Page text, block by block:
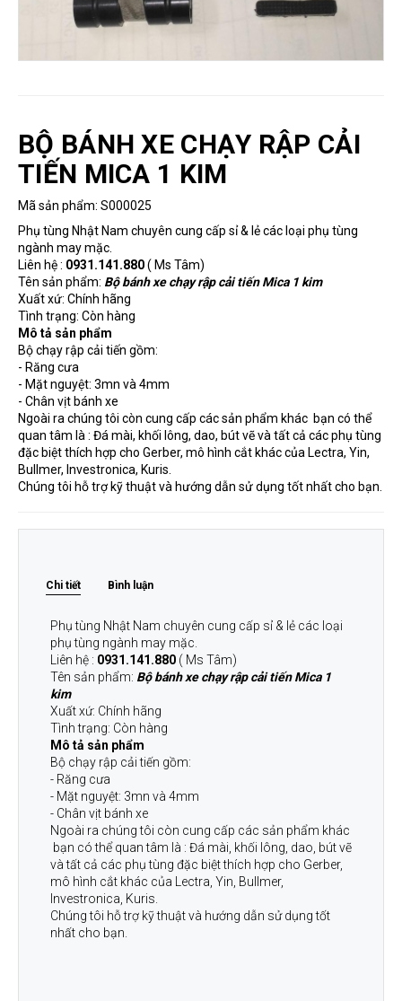
NGHIỆP
MÁY
VẢI
NỒI
HƠI,
LÒ
HƠI
BỘ BÁNH XE CHẠY RẬP CẢI
TIẾN MICA 1 KIM
Mã sản phẩm: S000025
Phụ tùng Nhật Nam chuyên cung cấp sỉ & lẻ các loại phụ tùng
ngành may mặc.
Liên hệ : 0931.141.880( Ms Tâm)
Tên sản phẩm: Bộ bánh xe chạy rập cải tiến Mica 1 kim
Xuất xứ: Chính hãng
Tình trạng: Còn hàng
Mô tả sản phẩm
Bộ chạy rập cải tiến gồm:
- Răng cưa
- Mặt nguyệt: 3mn và 4mm
- Chân vịt bánh xe
​​​​​​​Ngoài ra chúng tôi còn cung cấp các sản phẩm khác bạn có thể
quan tâm là : Đá mài, khối lông, dao, bút vẽ và tất cả các phụ tùng
đặc biệt thích hợp cho Gerber, mô hình cắt khác của Lectra, Yin,
Bullmer, Investronica, Kuris.
Chúng tôi hỗ trợ kỹ thuật và hướng dẫn sử dụng tốt nhất cho bạn.
Chi tiết Bình luận
Phụ tùng Nhật Nam chuyên cung cấp sỉ & lẻ các loại
phụ tùng ngành may mặc.
Liên hệ : 0931.141.880 ( Ms Tâm)
Tên sản phẩm: Bộ bánh xe chạy rập cải tiến Mica 1
kim
Xuất xứ: Chính hãng
Tình trạng: Còn hàng
Mô tả sản phẩm
Bộ chạy rập cải tiến gồm:
- Răng cưa
- Mặt nguyệt: 3mn và 4mm
- Chân vịt bánh xe
​​​​​​​Ngoài ra chúng tôi còn cung cấp các sản phẩm khác
bạn có thể quan tâm là : Đá mài, khối lông, dao, bút vẽ
và tất cả các phụ tùng đặc biệt thích hợp cho Gerber,
mô hình cắt khác của Lectra, Yin, Bullmer,
Investronica, Kuris.
Chúng tôi hỗ trợ kỹ thuật và hướng dẫn sử dụng tốt
nhất cho bạn.